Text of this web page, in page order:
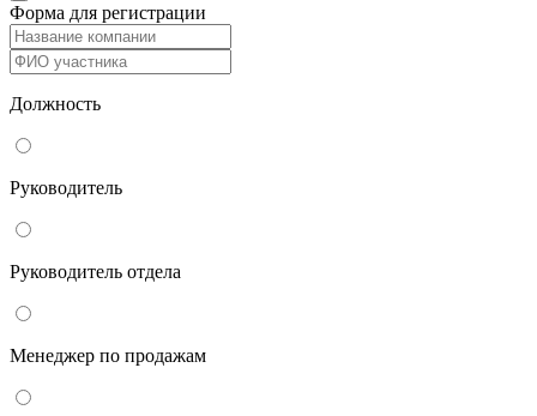
Форма для регистрации
Должность
Руководитель
Руководитель отдела
Менеджер по продажам